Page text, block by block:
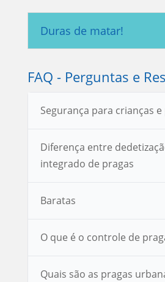
Duras de matar!
FAQ - Perguntas e
Segurança para crianças e
Diferença entre
integrado de pragas
Baratas
O que é o controle de
Quais são as pragas